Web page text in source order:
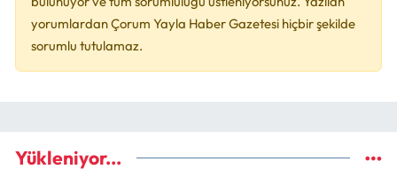
yorumlardan Çorum Yayla Haber Gazetesi hiçbir şekilde
sorumlu tutulamaz.
Yükleniyor...